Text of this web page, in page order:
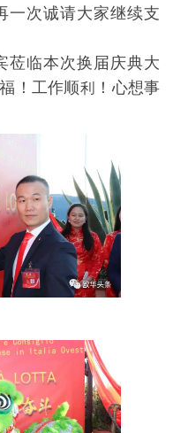
⼀次诚请大家继续支
临本次换届庆典⼤
！⼯作顺利！心想事